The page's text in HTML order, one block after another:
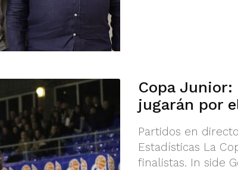
Copa
jugarán por
Partidos en
Estadísticas La
finalistas. In side